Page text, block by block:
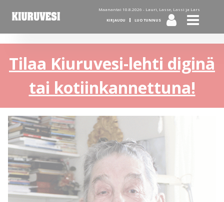
Maanantai 10.8.2026 - Lauri, Lasse, Lassi ja Lars
KIRJAUDU LUO TUNNUS
Tilaa Kiuruvesi-lehti diginä
tai kotiinkannettuna!